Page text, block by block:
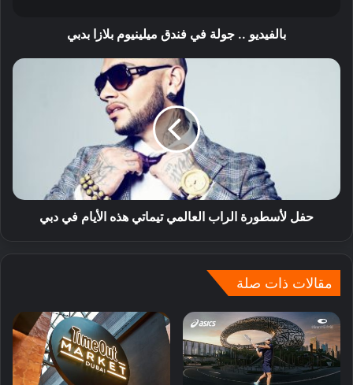
بالفيديو .. جولة في فندق ميلينيوم بلازا بدبي
حفل لأسطورة الراب العالمي تيماتي هذه الأيام في دبي
مقالات ذات صلة